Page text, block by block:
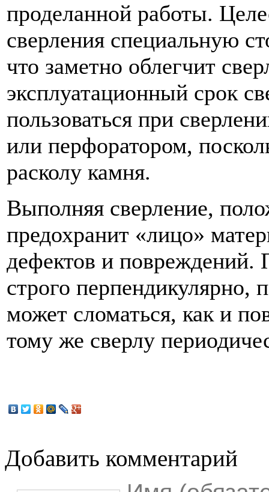
проделанной работы.
сверления специальную
что заметно облегчит
эксплуатационный срок
пользоваться при
или перфоратором,
расколу камня.
Выполняя сверление,
предохранит «лицо»
дефектов и повреждений.
строго перпендикулярно,
может сломаться, как и
тому же сверлу
Добавить комментарий